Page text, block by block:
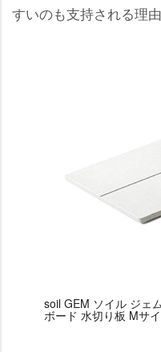
すいのも支持される理
soil GEM ソイル ジェ
ボード 水切り板 Mサ